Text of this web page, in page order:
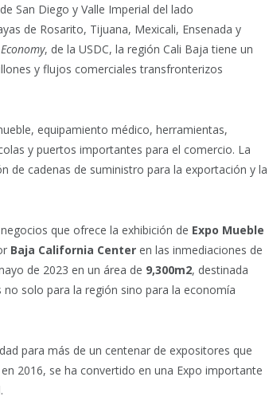
San Diego y Valle Imperial del lado
de Rosarito, Tijuana, Mexicali, Ensenada y
, de la USDC, la región Cali Baja tiene un
y flujos comerciales transfronterizos
equipamiento médico, herramientas,
y puertos importantes para el comercio. La
de cadenas de suministro para la exportación y la
que ofrece la exhibición de Expo Mueble
Baja California Center en las inmediaciones de
de 2023 en un área de 9,300m2, destinada
solo para la región sino para la economía
para más de un centenar de expositores que
2016, se ha convertido en una Expo importante